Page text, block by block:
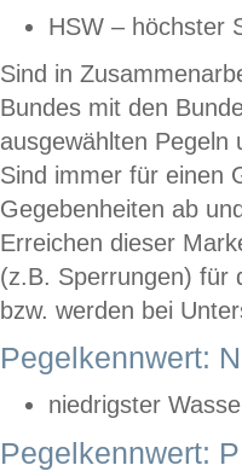
HSW – höchster
Sind in
Bundes mit den
ausgewählten
Sind immer für einen
Gegebenheiten ab
Erreichen dieser
(z.B. Sperrungen) für
bzw. werden bei
Pegelkennwert:
niedrigster
Pegelkennwert: